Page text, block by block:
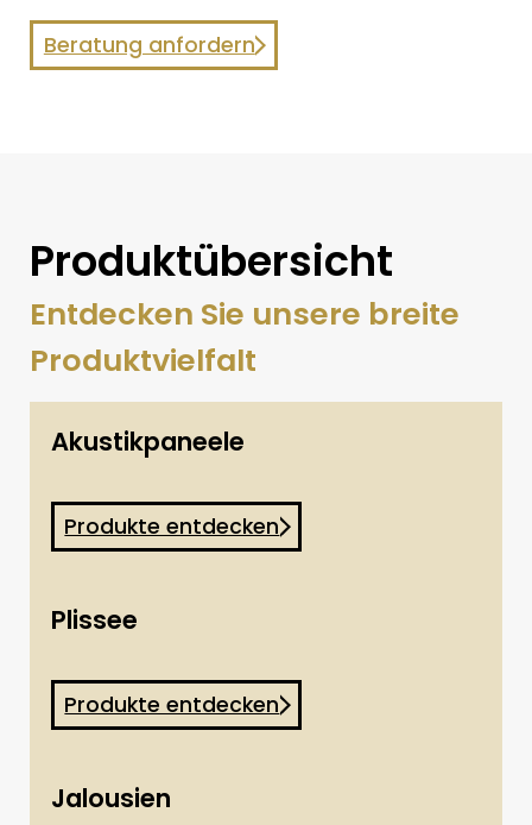
Beratung anfordern
Produktübersicht
Entdecken Sie unsere breite
Produktvielfalt
Akustikpaneele
Produkte entdecken
Plissee
Produkte entdecken
Jalousien